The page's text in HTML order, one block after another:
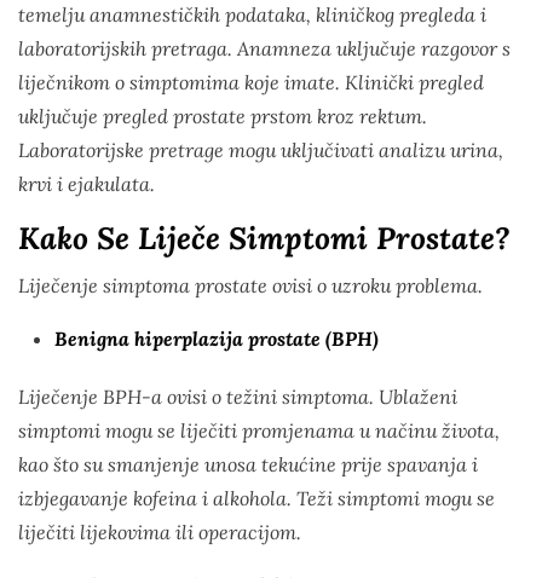
temelju anamnestičkih podataka, kliničkog pregleda i
laboratorijskih pretraga. Anamneza uključuje razgovor s
liječnikom o simptomima koje imate. Klinički pregled
uključuje pregled prostate prstom kroz rektum.
Laboratorijske pretrage mogu uključivati analizu urina,
krvi i ejakulata.
Kako Se Liječe Simptomi Prostate?
Liječenje simptoma prostate ovisi o uzroku problema.
Benigna hiperplazija prostate (BPH)
Liječenje BPH-a ovisi o težini simptoma. Ublaženi
simptomi mogu se liječiti promjenama u načinu života,
kao što su smanjenje unosa tekućine prije spavanja i
izbjegavanje kofeina i alkohola. Teži simptomi mogu se
liječiti lijekovima ili operacijom.